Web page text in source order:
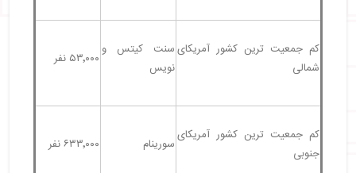
کم جمعیت ترین کشور آمریکای
شمالی
سنت کیتس و
نویس
۵۳٬۰۰۰ نفر
کم جمعیت ترین کشور آمریکای
جنوبی
سورینام ۶۳۳٬۰۰۰ نفر